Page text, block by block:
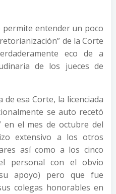
entender un poco
de la Corte
eco de a
de los jueces de
esa Corte, la licenciada
se auto recetó
en el mes de octubre del
extensivo a los otros
así como a los cinco
personal con el obvio
apoyo) pero que fue
colegas honorables en